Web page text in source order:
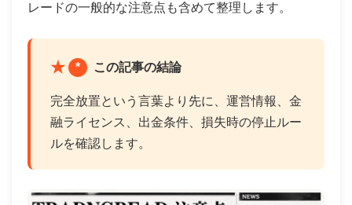
レードの一般的な注意点も含めて整理します。
* この記事の結論
完全放置という言葉より先に、運営情報、金
融ライセンス、出金条件、損失時の停止ルー
ルを確認します。